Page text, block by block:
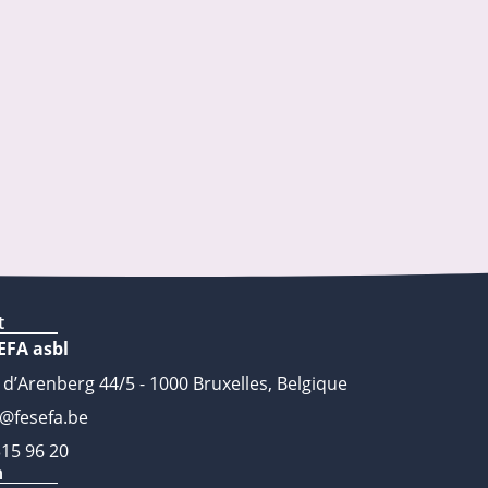
asbl
d’Arenberg 44/5 - 1000 Bruxelles, Belgique
96 20